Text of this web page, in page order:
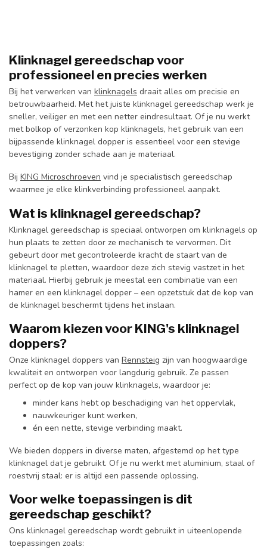
Klinknagel gereedschap voor
professioneel en precies werken
Bij het verwerken van klinknagels draait alles om precisie en
betrouwbaarheid. Met het juiste klinknagel gereedschap werk je
sneller, veiliger en met een netter eindresultaat. Of je nu werkt
met bolkop of verzonken kop klinknagels, het gebruik van een
bijpassende klinknagel dopper is essentieel voor een stevige
bevestiging zonder schade aan je materiaal.
Bij KING Microschroeven vind je specialistisch gereedschap
waarmee je elke klinkverbinding professioneel aanpakt.
Wat is klinknagel gereedschap?
Klinknagel gereedschap is speciaal ontworpen om klinknagels op
hun plaats te zetten door ze mechanisch te vervormen. Dit
gebeurt door met gecontroleerde kracht de staart van de
klinknagel te pletten, waardoor deze zich stevig vastzet in het
materiaal. Hierbij gebruik je meestal een combinatie van een
hamer en een klinknagel dopper – een opzetstuk dat de kop van
de klinknagel beschermt tijdens het inslaan.
Waarom kiezen voor KING's klinknagel
doppers?
Onze klinknagel doppers van Rennsteig zijn van hoogwaardige
kwaliteit en ontworpen voor langdurig gebruik. Ze passen
perfect op de kop van jouw klinknagels, waardoor je:
minder kans hebt op beschadiging van het oppervlak,
nauwkeuriger kunt werken,
én een nette, stevige verbinding maakt.
We bieden doppers in diverse maten, afgestemd op het type
klinknagel dat je gebruikt. Of je nu werkt met aluminium, staal of
roestvrij staal: er is altijd een passende oplossing.
Voor welke toepassingen is dit
gereedschap geschikt?
Ons klinknagel gereedschap wordt gebruikt in uiteenlopende
toepassingen zoals: